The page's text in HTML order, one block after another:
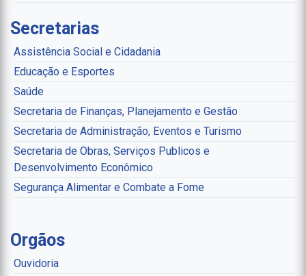
Secretarias
Assistência Social e Cidadania
Educação e Esportes
Saúde
Secretaria de Finanças, Planejamento e Gestão
Secretaria de Administração, Eventos e Turismo
Secretaria de Obras, Serviços Publicos e
Desenvolvimento Econômico
Segurança Alimentar e Combate a Fome
Orgãos
Ouvidoria